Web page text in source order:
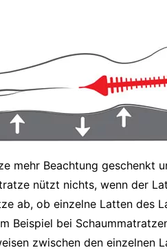
mehr Beachtung geschenkt
nützt nichts, wenn der
ab, ob einzelne Latten des
Beispiel bei
zwischen den einzelnen